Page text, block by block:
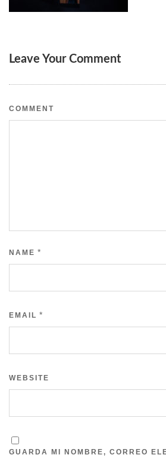
Leave Your Comment
COMMENT
NAME *
EMAIL *
WEBSITE
GUARDA MI NOMBRE, CORREO